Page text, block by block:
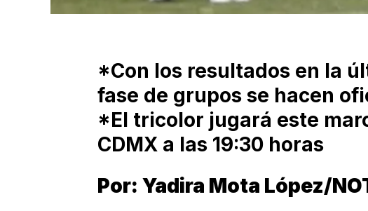
*Con los resultados en la
fase de grupos se hacen
*El tricolor jugará este
CDMX a las 19:30 horas
Por: Yadira Mota López/